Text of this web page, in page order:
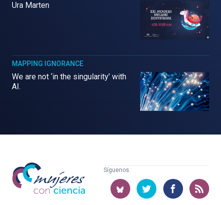
Ura Marten
MAPPING IGNORANCE
We are not ‘in the singularity’ with
AI.
Mujeres
con
ciencia
Síguenos: